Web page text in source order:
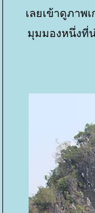
เลยเข้าดูภาพ
มุมมองหนึ่งที่